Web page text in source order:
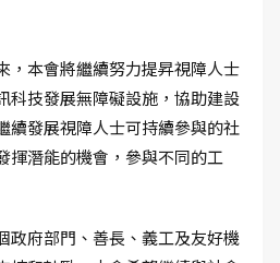
，本會將繼續努力提昇視障人士
科技發展無障礙設施，協助建設
續發展視障人士可持續參與的社
揮潛能的機會，參與不同的工
政府部門、善長、義工及友好機